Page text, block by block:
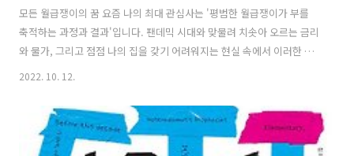
모든 월급쟁이의 꿈 요즘 나의 최대 관심사는 '평범한 월급쟁이가 부를
축적하는 과정과 결과'입니다. 팬데믹 시대와 맞물려 치솟아 오르는 금리
와 물가, 그리고 점점 나의 집을 갖기 어려워지는 현실 속에서 이러한 월
급쟁이의 신화는 30대 중반이 된 어른에게 어렸을 때 늘 꿈꿔온 신데렐라
로서는 저자가 어떤 경험을 겪었는지 궁금했고, 특히 목차 중에서 '블로
그를 기반으로 다양한 SNS 채널에 진입하라'는 제목 하나 때문에 꼭 읽
어야겠다고 생각했습니다. 머니 파이프라인 5가지 - 근로소득, 콘텐츠 소
2022. 10. 12.